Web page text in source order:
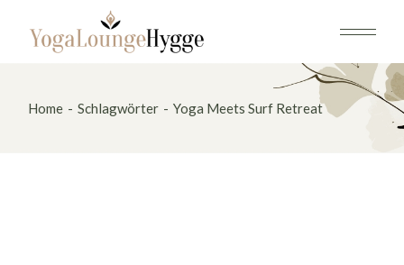
content
Home Schlagwörter Yoga Meets Surf Retreat